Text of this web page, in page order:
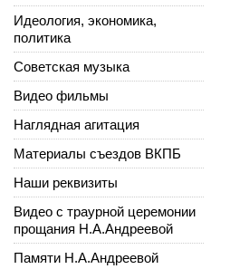
Идеология, экономика,
политика
Советская музыка
Видео фильмы
Наглядная агитация
Материалы съездов ВКПБ
Наши реквизиты
Видео с траурной церемонии
прощания Н.А.Андреевой
Памяти Н.А.Андреевой